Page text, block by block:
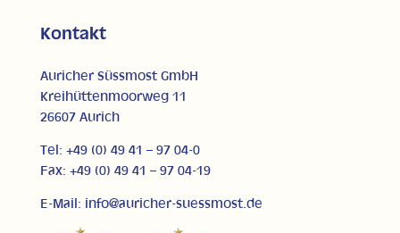
Kontakt
Auricher Süssmost GmbH
Kreihüttenmoorweg 11
26607 Aurich
Tel: +49 (0) 49 41 – 97 04-0
Fax: +49 (0) 49 41 – 97 04-19
E-Mail: info@auricher-suessmost.de